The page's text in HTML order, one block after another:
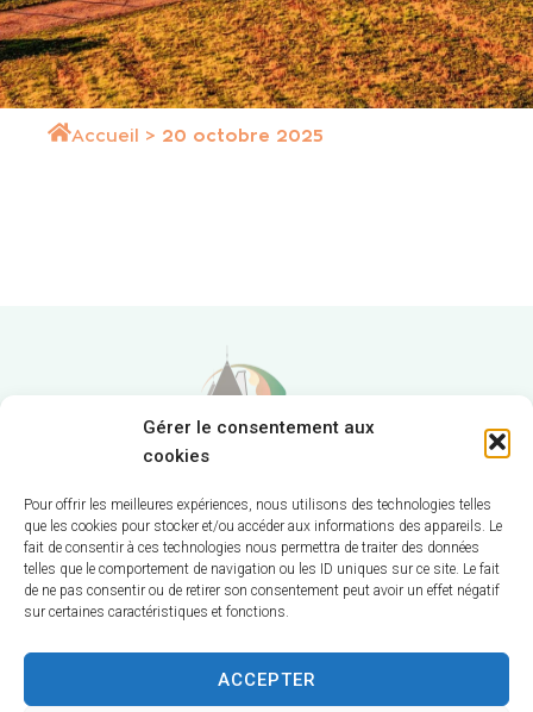
Gérer le consentement aux
cookies
Pour offrir les meilleures expériences, nous utilisons des technologies telles
que les cookies pour stocker et/ou accéder aux informations des appareils. Le
fait de consentir à ces technologies nous permettra de traiter des données
telles que le comportement de navigation ou les ID uniques sur ce site. Le fait
de ne pas consentir ou de retirer son consentement peut avoir un effet négatif
sur certaines caractéristiques et fonctions.
ACCEPTER
Accueil > 20 octobre 2025
Hôtel de Ville
12 route de La Chapelle
CS 58570